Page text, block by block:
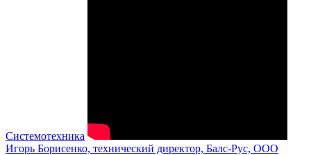
Системотехника
Игорь Борисенко, технический директор, Балс-Рус, ООО